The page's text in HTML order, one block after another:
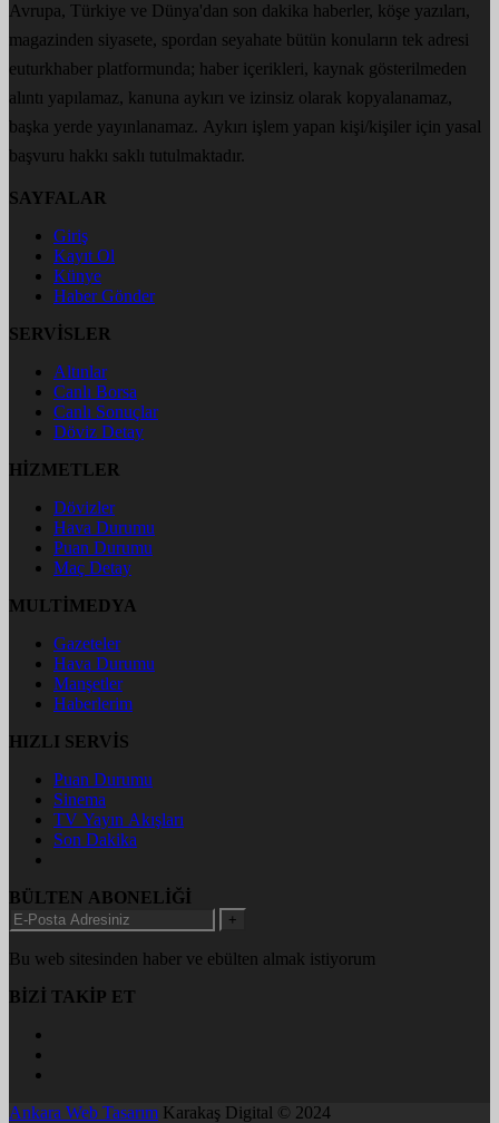
Avrupa, Türkiye ve Dünya'dan son dakika haberler, köşe yazıları,
magazinden siyasete, spordan seyahate bütün konuların tek adresi
euturkhaber platformunda; haber içerikleri, kaynak gösterilmeden
alıntı yapılamaz, kanuna aykırı ve izinsiz olarak kopyalanamaz,
başka yerde yayınlanamaz. Aykırı işlem yapan kişi/kişiler için yasal
başvuru hakkı saklı tutulmaktadır.
SAYFALAR
Giriş
Kayıt Ol
Künye
Haber Gönder
SERVİSLER
Altınlar
Canlı Borsa
Canlı Sonuçlar
Döviz Detay
HİZMETLER
Dövizler
Hava Durumu
Puan Durumu
Maç Detay
MULTİMEDYA
Gazeteler
Hava Durumu
Manşetler
Haberlerim
HIZLI SERVİS
Puan Durumu
Sinema
TV Yayın Akışları
Son Dakika
BÜLTEN ABONELİĞİ
+
Bu web sitesinden haber ve ebülten almak istiyorum
BİZİ TAKİP ET
Ankara Web Tasarım Karakaş Digital © 2024